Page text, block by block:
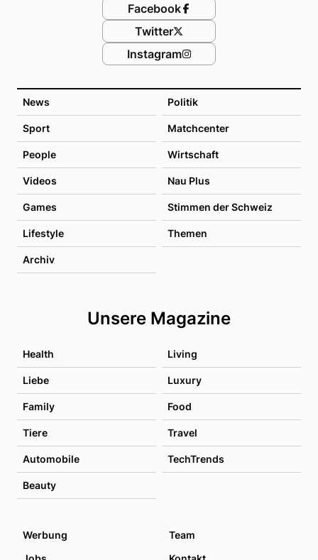
News Politik
Sport Matchcenter
People Wirtschaft
Videos Nau Plus
Games Stimmen der Schweiz
Lifestyle Themen
Archiv
Unsere Magazine
Health Living
Liebe Luxury
Family Food
Tiere Travel
Automobile TechTrends
Beauty
Facebook
Twitter
Instagram
Werbung
Team